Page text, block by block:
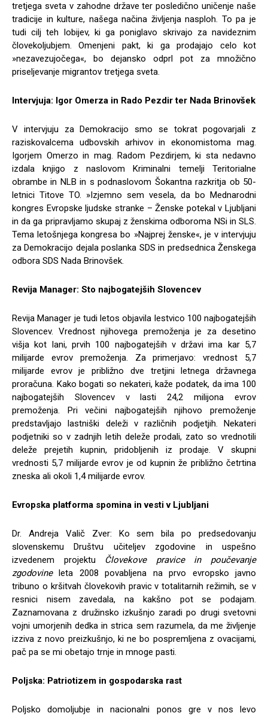
tretjega sveta v zahodne države ter posledično uničenje naše
tradicije in kulture, našega načina življenja nasploh. To pa je
tudi cilj teh lobijev, ki ga poniglavo skrivajo za navideznim
človekoljubjem. Omenjeni pakt, ki ga prodajajo celo kot
»nezavezujočega«, bo dejansko odprl pot za množično
priseljevanje migrantov tretjega sveta.
Intervjuja: Igor Omerza in Rado Pezdir ter Nada Brinovšek
V intervjuju za Demokracijo smo se tokrat pogovarjali z
raziskovalcema udbovskih arhivov in ekonomistoma mag.
Igorjem Omerzo in mag. Radom Pezdirjem, ki sta nedavno
izdala knjigo z naslovom Kriminalni temelji Teritorialne
obrambe in NLB in s podnaslovom Šokantna razkritja ob 50-
letnici Titove TO. »Izjemno sem vesela, da bo Mednarodni
kongres Evropske ljudske stranke – Ženske potekal v Ljubljani
in da ga pripravljamo skupaj z ženskima odboroma NSi in SLS.
Tema letošnjega kongresa bo »Najprej ženske«, je v intervjuju
za Demokracijo dejala poslanka SDS in predsednica Ženskega
odbora SDS Nada Brinovšek.
Revija Manager: Sto najbogatejših Slovencev
Revija Manager je tudi letos objavila lestvico 100 najbogatejših
Slovencev. Vrednost njihovega premoženja je za desetino
višja kot lani, prvih 100 najbogatejših v državi ima kar 5,7
milijarde evrov premoženja. Za primerjavo: vrednost 5,7
milijarde evrov je približno dve tretjini letnega državnega
proračuna. Kako bogati so nekateri, kaže podatek, da ima 100
najbogatejših Slovencev v lasti 24,2 milijona evrov
premoženja. Pri večini najbogatejših njihovo premoženje
predstavljajo lastniški deleži v različnih podjetjih. Nekateri
podjetniki so v zadnjih letih deleže prodali, zato so vrednotili
deleže prejetih kupnin, pridobljenih iz prodaje. V skupni
vrednosti 5,7 milijarde evrov je od kupnin že približno četrtina
zneska ali okoli 1,4 milijarde evrov.
Evropska platforma spomina in vesti v Ljubljani
Dr. Andreja Valič Zver: Ko sem bila po predsedovanju
slovenskemu Društvu učiteljev zgodovine in uspešno
izvedenem projektu Človekove pravice in poučevanje
zgodovineleta 2008 povabljena na prvo evropsko javno
tribuno o kršitvah človekovih pravic v totalitarnih režimih, se v
resnici nisem zavedala, na kakšno pot se podajam.
Zaznamovana z družinsko izkušnjo zaradi po drugi svetovni
vojni umorjenih dedka in strica sem razumela, da me življenje
izziva z novo preizkušnjo, ki ne bo pospremljena z ovacijami,
pač pa se mi obetajo trnje in mnoge pasti.
Poljska: Patriotizem in gospodarska rast
Poljsko domoljubje in nacionalni ponos gre v nos levo